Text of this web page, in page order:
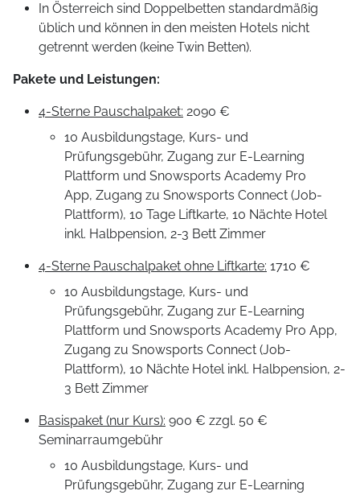
In Österreich sind Doppelbetten standardmäßig
üblich und können in den meisten Hotels nicht
getrennt werden (keine Twin Betten).
Pakete und Leistungen:
4-Sterne Pauschalpaket: 2090 €
10 Ausbildungstage, Kurs- und
Prüfungsgebühr, Zugang zur E-Learning
Plattform und Snowsports Academy Pro
App, Zugang zu Snowsports Connect (Job-
Plattform), 10 Tage Liftkarte, 10 Nächte Hotel
inkl. Halbpension, 2-3 Bett Zimmer
4-Sterne Pauschalpaket ohne Liftkarte: 1710 €
10 Ausbildungstage, Kurs- und
Prüfungsgebühr, Zugang zur E-Learning
Plattform und Snowsports Academy Pro App,
Zugang zu Snowsports Connect (Job-
Plattform), 10 Nächte Hotel inkl. Halbpension, 2-
3 Bett Zimmer
Basispaket (nur Kurs): 900 € zzgl. 50 €
Seminarraumgebühr
10 Ausbildungstage, Kurs- und
Prüfungsgebühr, Zugang zur E-Learning